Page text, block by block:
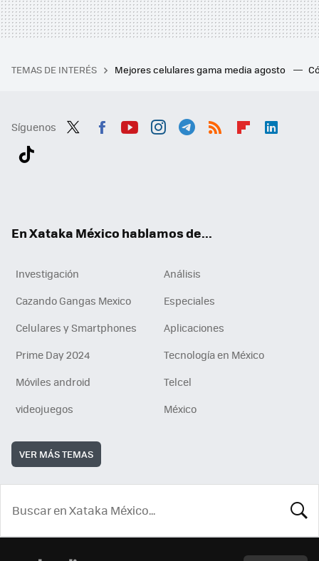
TEMAS DE INTERÉS Mejores celulares gama media agosto
Síguenos
En Xataka México hablamos de...
Investigación
Análisis
Cazando Gangas Mexico
Especiales
Celulares y Smartphones
Aplicaciones
Prime Day 2024
Tecnología en México
Móviles android
Telcel
videojuegos
México
VER MÁS TEMAS